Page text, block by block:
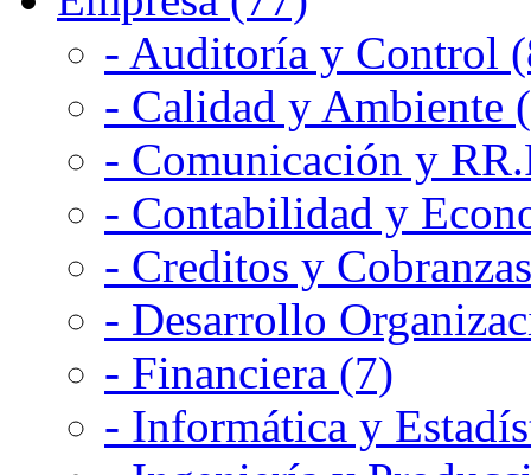
- Auditoría y Control
- Calidad y Ambiente
- Comunicación y
- Contabilidad y
- Creditos y
- Desarrollo
- Financiera (7)
- Informática y